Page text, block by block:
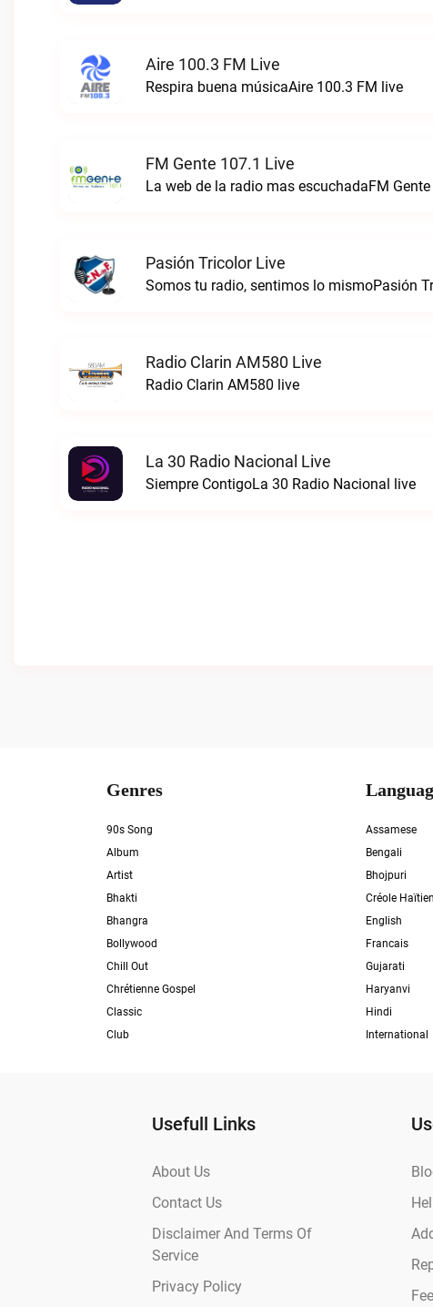
Aire 100.3 FM Live
Respira buena músicaAire 100.3 FM live
FM Gente 107.1 Live
La web de la radio mas escuchadaFM
Pasión Tricolor Live
Somos tu radio, sentimos lo mismoPasión
Radio Clarin AM580 Live
Radio Clarin AM580 live
La 30 Radio Nacional Live
Siempre ContigoLa 30 Radio Nacional live
Genres
90s Song
Album
Artist
Bhakti
Bhangra
Bollywood
Chill Out
Chrétienne Gospel
Classic
Club
Assamese
Bengali
Bhojpuri
Créole
English
Francais
Gujarati
Haryanvi
Hindi
International
Usefull Links
About Us
Contact Us
Disclaimer And Terms Of
Service
Privacy Policy